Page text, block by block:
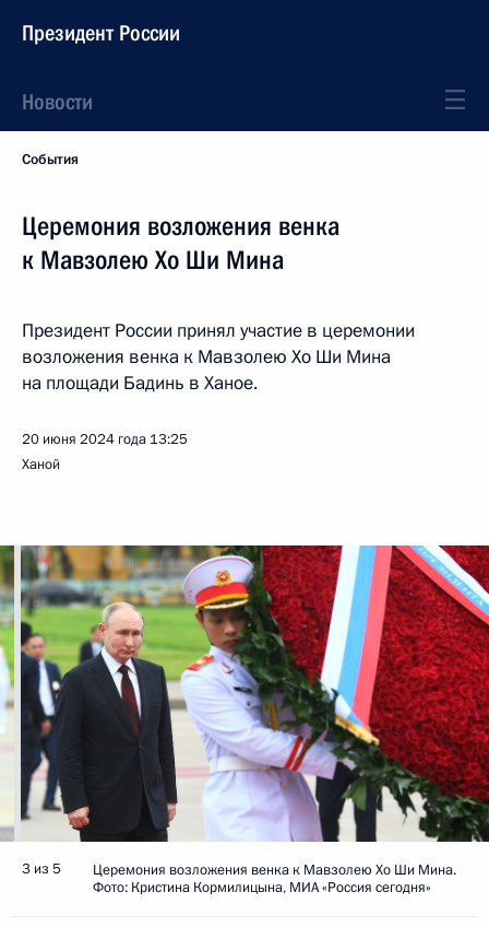
Президент России
Новости
События
Церемония возложения венка
к Мавзолею Хо Ши Мина
Президент России принял участие в церемонии
возложения венка к Мавзолею Хо Ши Мина
на площади Бадинь в Ханое.
20 июня 2024 года 13:25
Ханой
3 из 5
Церемония возложения венка к Мавзолею Хо Ши Мина.
Фото: Кристина Кормилицына, МИА «Россия сегодня»